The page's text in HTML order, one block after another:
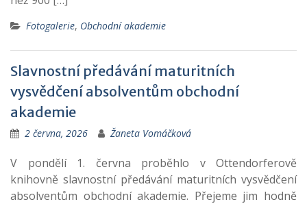
Fotogalerie, Obchodní akademie
Slavnostní předávání maturitních
vysvědčení absolventům obchodní
akademie
2 června, 2026 Žaneta Vomáčková
V pondělí 1. června proběhlo v Ottendorferově
knihovně slavnostní předávání maturitních vysvědčení
absolventům obchodní akademie. Přejeme jim hodně